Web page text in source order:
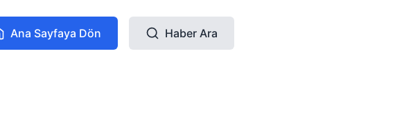
Ana Sayfaya Dön Haber Ara